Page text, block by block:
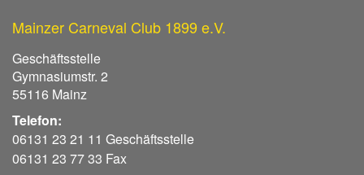
Mainzer Carneval Club 1899 e.V.
Geschäftsstelle
Gymnasiumstr. 2
55116 Mainz
Telefon:
06131 23 21 11 Geschäftsstelle
06131 23 77 33 Fax